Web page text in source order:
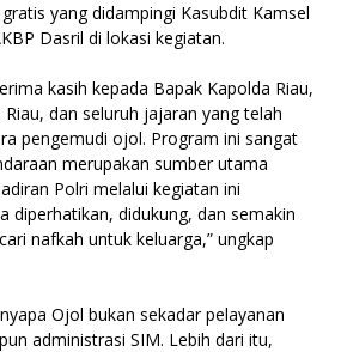
yang didampingi Kasubdit Kamsel
Dasril di lokasi kegiatan.
kasih kepada Bapak Kapolda Riau,
dan seluruh jajaran yang telah
pengemudi ojol. Program ini sangat
merupakan sumber utama
Polri melalui kegiatan ini
diperhatikan, didukung, dan semakin
nafkah untuk keluarga,” ungkap
Ojol bukan sekadar pelayanan
administrasi SIM. Lebih dari itu,